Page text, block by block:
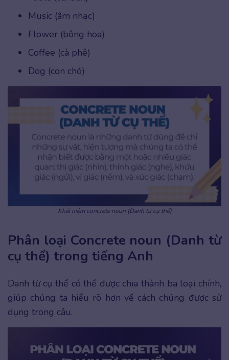
Music (âm nhạc)
Flower (bông hoa)
Coffee (cà phê)
Dog (con chó)
Khái niệm concrete noun (Danh từ cụ thể)
Phân loại Concrete noun (Danh từ
cụ thể) trong tiếng Anh
Danh từ cụ thể có thể được chia thành ba loại chính,
giúp chúng ta hiểu rõ hơn về cách chúng được sử
dụng trong câu.